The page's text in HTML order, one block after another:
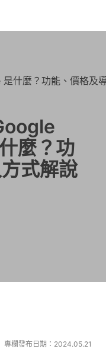
什麼？功能、價格及
麼？功
式解說
專欄發布日期：2024.05.21